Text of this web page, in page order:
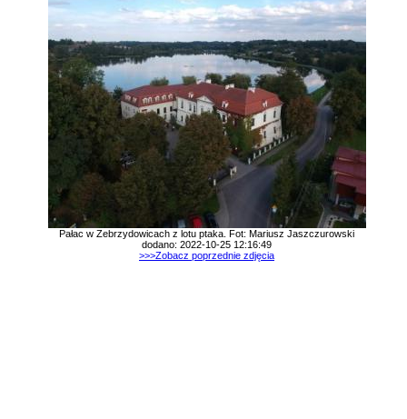
Pałac w Zebrzydowicach z lotu ptaka. Fot: Mariusz Jaszczurowski
dodano: 2022-10-25 12:16:49
>>>Zobacz poprzednie zdjęcia